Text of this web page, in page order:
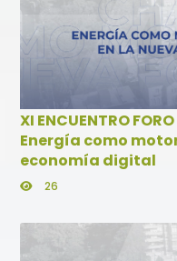
XI ENCUENTRO
Energía como
economía digital
26